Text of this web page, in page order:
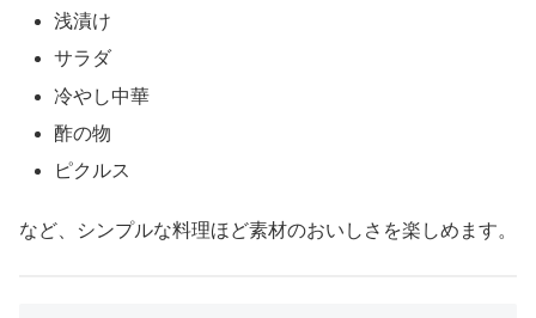
浅漬け
サラダ
冷やし中華
酢の物
ピクルス
など、シンプルな料理ほど素材のおいしさを楽しめます。